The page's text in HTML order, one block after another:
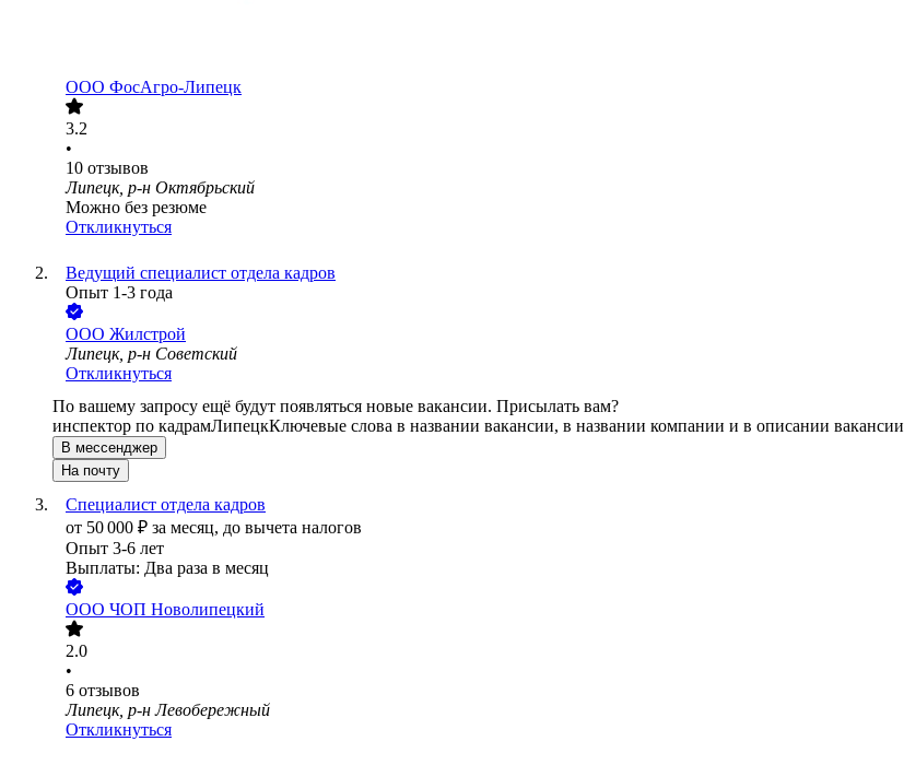
ООО ФосАгро-Липецк
3.2
•
10 отзывов
Липецк, р-н Октябрьский
Можно без резюме
Откликнуться
Ведущий специалист отдела кадров
Опыт 1-3 года
ООО Жилстрой
Липецк, р-н Советский
Откликнуться
По вашему запросу ещё будут появляться новые вакансии. Присылать вам?
инспектор по кадрамЛипецкКлючевые слова в названии вакансии, в названии компании и в описании вакансии
В мессенджер
На почту
Специалист отдела кадров
от 50 000 ₽ за месяц, до вычета налогов
Опыт 3-6 лет
Выплаты: Два раза в месяц
ООО ЧОП Новолипецкий
2.0
•
6 отзывов
Липецк, р-н Левобережный
Откликнуться